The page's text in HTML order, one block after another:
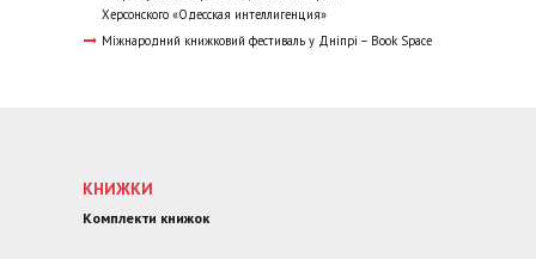
Херсонского «Одесская интеллигенция»
Міжнародний книжковий фестиваль у Дніпрі – Book Space
КНИЖКИ
Комплекти книжок